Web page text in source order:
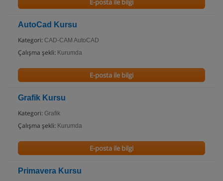
E-posta ile bilgi
AutoCad Kursu
Kategori: CAD-CAM AutoCAD
Çalışma şekli: Kurumda
E-posta ile bilgi
Grafik Kursu
Kategori: Grafik
Çalışma şekli: Kurumda
E-posta ile bilgi
Primavera Kursu